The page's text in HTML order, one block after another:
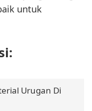
untuk
Urugan Di